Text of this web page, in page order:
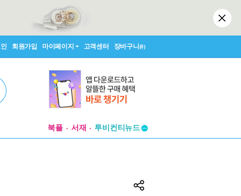
회원가입 마이페이지 고객센터 장바구니(0)
북플 서재
투비컨티뉴드